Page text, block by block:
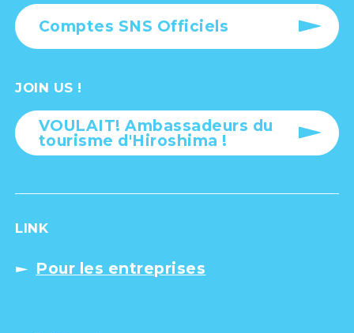
Comptes SNS Officiels
JOIN US !
VOULAIT! Ambassadeurs du
tourisme d'Hiroshima !
LINK
Pour les entreprises